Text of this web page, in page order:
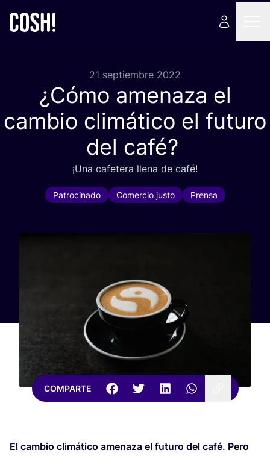
21 septiembre 2022
¿Cómo amenaza el
cambio climático el futuro
del café?
¡Una cafe­te­ra lle­na de café!
Patrocinado Comercio justo Prensa
COMPARTE
El cam­bio cli­má­ti­co ame­na­za el futu­ro del café. Pero